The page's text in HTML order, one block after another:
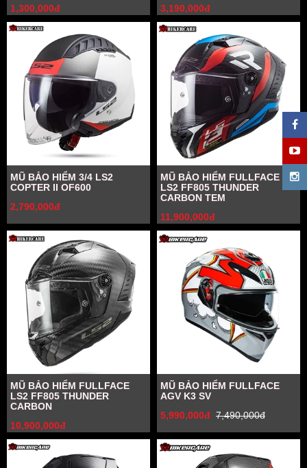
1,300,000đ
3,190,000đ
MŨ BẢO HIỂM 3/4 LS2
COPTER II OF600
2,790,000đ
MŨ BẢO HIỂM FULLFACE
LS2 FF805 THUNDER
CARBON TEM
11,900,000đ
MŨ BẢO HIỂM FULLFACE
LS2 FF805 THUNDER
CARBON
10,900,000đ
MŨ BẢO HIỂM FULLFACE
AGV K3 SV
5,990,000đ 7,490,000đ